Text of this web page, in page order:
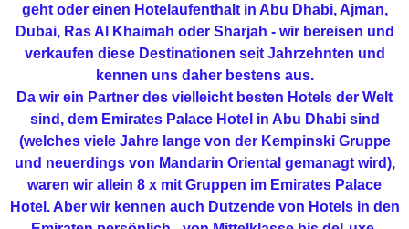
geht oder einen Hotelaufenthalt in Abu Dhabi, Ajman,
Dubai, Ras Al Khaimah oder Sharjah - wir bereisen und
verkaufen diese Destinationen seit Jahrzehnten und
kennen uns daher bestens aus.
Da wir ein Partner des vielleicht besten Hotels der Welt
sind, dem Emirates Palace Hotel in Abu Dhabi sind
(welches viele Jahre lange von der Kempinski Gruppe
und neuerdings von Mandarin Oriental gemanagt wird),
waren wir allein 8 x mit Gruppen im Emirates Palace
Hotel. Aber wir kennen auch Dutzende von Hotels in den